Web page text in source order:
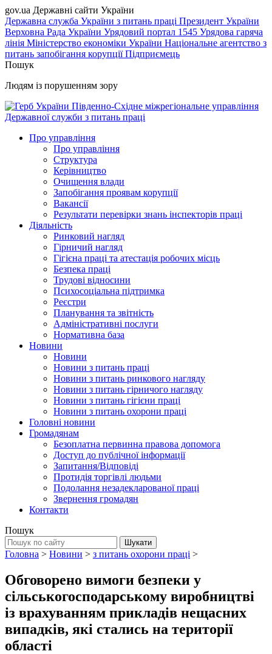
gov.ua Державні сайти України
Державна служба України з питань праці Президент України
Верховна Рада України Урядовий портал 1545 Урядова гаряча
лінія Міністерство економіки України Національне агентство з
питань запобігання корупціїПідприємець
Пошук
Людям із порушенням зору
Південно-Східне міжрегіональне управління
Державної служби з питань праці
Про управління
Про управління
Структура
Керівництво
Очищення влади
Запобігання проявам корупції
Вакансії
Результати перевірки знань інспекторів праці
Діяльність
Ринковий нагляд
Гірничий нагляд
Гігієна праці та атестація робочих місць
Безпека праці
Трудові відносини
Психосоціальна підтримка
Реєстри
Планування та звітність
Адміністративні послуги
Нормативна база
Новини
Новини
Новини з питань праці
Новини з питань ринкового нагляду
Новини з питань гірничого нагляду
Новини з питань гігієни праці
Новини з питань охорони праці
Головні новини
Громадянам
Безоплатна первинна правова допомога
Доступ до публічної інформації
Запитання/Відповіді
Протидія торгівлі людьми
Подолання незадекларованої праці
Звернення громадян
Контакти
Пошук
Головна > Новини > з питань охорони праці >
Обговорено вимоги безпеки у
сільськогосподарському виробництві
із врахуванням прикладів нещасних
випадків, які стались на території
області